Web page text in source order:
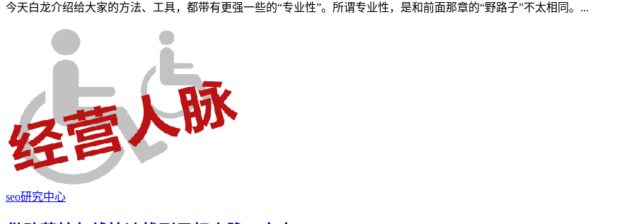
今天白龙介绍给大家的方法、工具，都带有更强一些的“专业性”。所谓专业性，是和前面那章的“野路子”不太相同。...
seo研究中心